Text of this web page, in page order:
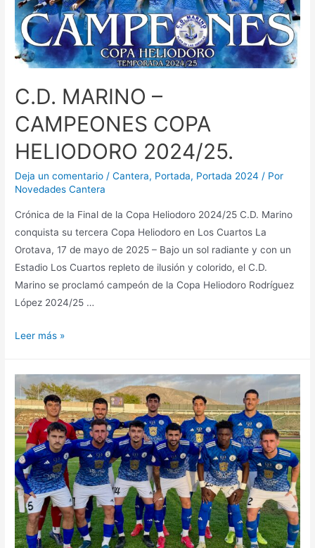
C.D. MARINO –
CAMPEONES COPA
HELIODORO 2024/25.
Deja un comentario /Cantera, Portada, Portada 2024 / Por
Novedades Cantera
Crónica de la Final de la Copa Heliodoro 2024/25 C.D. Marino
conquista su tercera Copa Heliodoro en Los Cuartos La
Orotava, 17 de mayo de 2025 – Bajo un sol radiante y con un
Estadio Los Cuartos repleto de ilusión y colorido, el C.D.
Marino se proclamó campeón de la Copa Heliodoro Rodríguez
López 2024/25 …
Leer más »